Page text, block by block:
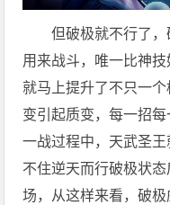
但破极就不行了
用来战斗，唯一比神
就马上提升了不只一
变引起质变，每一招
一战过程中，天武圣
不住逆天而行破极状
场，从这样来看，破